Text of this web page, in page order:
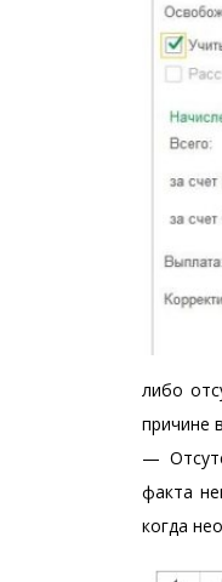
либо
причине
—
факта
когда